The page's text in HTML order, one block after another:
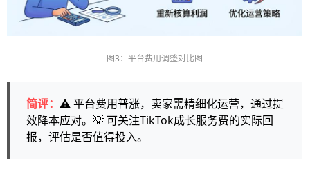
图3：平台费用调整对比图
简评： ⚠️ 平台费用普涨，卖家需精细化运营，通过提
效降本应对。💡 可关注TikTok成长服务费的实际回
报，评估是否值得投入。